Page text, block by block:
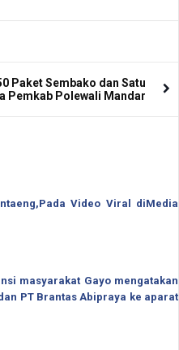
Paket Sembako dan Satu
Pemkab Polewali Mandar
Video Viral diMedia
masyarakat Gayo mengatakan
PT Brantas Abipraya ke aparat